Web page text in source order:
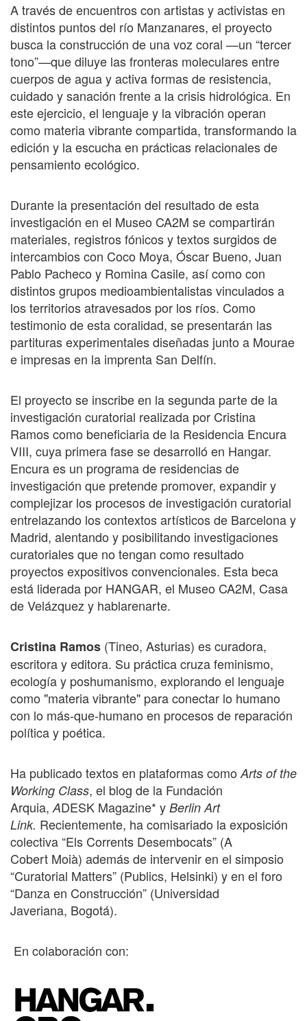
A través de encuentros con artistas y activistas en
distintos puntos del río Manzanares, el proyecto
busca la construcción de una voz coral —un “tercer
tono”—que diluye las fronteras moleculares entre
cuerpos de agua y activa formas de resistencia,
cuidado y sanación frente a la crisis hidrológica. En
este ejercicio, el lenguaje y la vibración operan
como materia vibrante compartida, transformando la
edición y la escucha en prácticas relacionales de
pensamiento ecológico.
Durante la presentación del resultado de esta
investigación en el Museo CA2M se compartirán
materiales, registros fónicos y textos surgidos de
intercambios con Coco Moya, Óscar Bueno, Juan
Pablo Pacheco y Romina Casile, así como con
distintos grupos medioambientalistas vinculados a
los territorios atravesados por los ríos. Como
testimonio de esta coralidad, se presentarán las
partituras experimentales diseñadas junto a Mourae
e impresas en la imprenta San Delfín.
El proyecto se inscribe en la segunda parte de la
investigación curatorial realizada por Cristina
Ramos como beneficiaria de la Residencia Encura
VIII, cuya primera fase se desarrolló en Hangar.
Encura es un programa de residencias de
investigación que pretende promover, expandir y
complejizar los procesos de investigación curatorial
entrelazando los contextos artísticos de Barcelona y
Madrid, alentando y posibilitando investigaciones
curatoriales que no tengan como resultado
proyectos expositivos convencionales. Esta beca
está liderada por HANGAR, el Museo CA2M, Casa
de Velázquez y hablarenarte.
Cristina Ramos (Tineo, Asturias) es curadora,
escritora y editora. Su práctica cruza feminismo,
ecología y poshumanismo, explorando el lenguaje
como "materia vibrante" para conectar lo humano
con lo más-que-humano en procesos de reparación
política y poética.
Ha publicado textos en plataformas comoArts of the
Working Class, el blog de la Fundación
Arquia,ADESK Magazine* y Berlin Art
Link. Recientemente, ha comisariado la exposición
colectiva “Els Corrents Desembocats” (A
Cobert Moià) además de intervenir en el simposio
“Curatorial Matters” (Publics, Helsinki) y en el foro
“Danza en Construcción” (Universidad
Javeriana, Bogotá).
En colaboración con: